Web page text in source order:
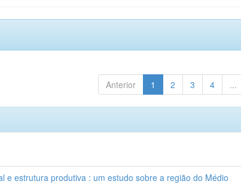
Anterior 1 2 3 4 ...
e estrutura produtiva : um estudo sobre a região do Médio